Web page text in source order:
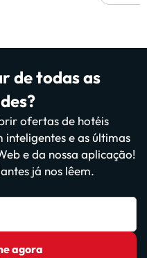
de todas as
ofertas de hotéis
e as últimas
e da nossa aplicação!
já nos lêem.
agora